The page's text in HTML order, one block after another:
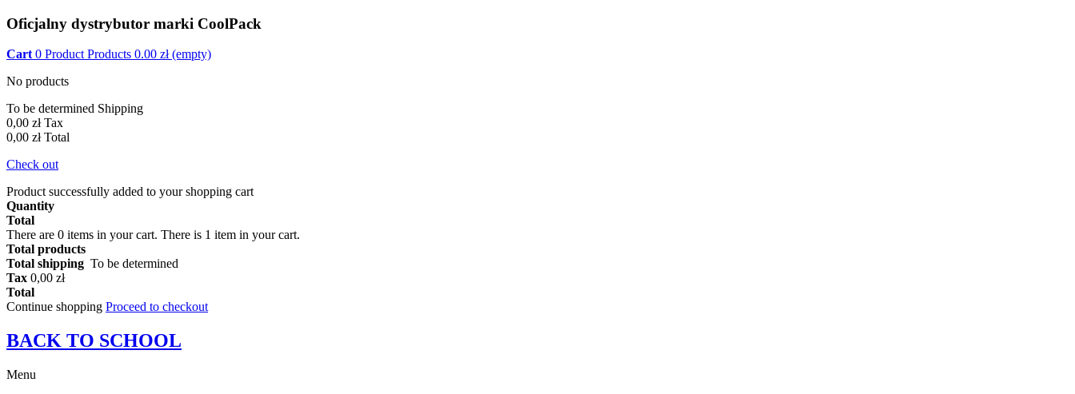
Oficjalny dystrybutor marki CoolPack
Cart 0 Product Products 0.00 zł (empty)
No products
To be determined Shipping
0,00 zł Tax
0,00 zł Total
Check out
Product successfully added to your shopping cart
Quantity
Total
There are 0 items in your cart. There is 1 item in your cart.
Total products
Total shipping To be determined
Tax 0,00 zł
Total
Continue shopping Proceed to checkout
BACK TO SCHOOL
Menu